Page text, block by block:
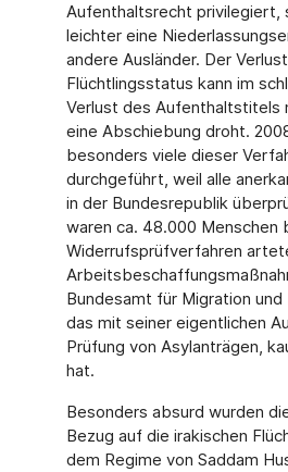
Aufenthaltsrecht privilegiert,
leichter eine
andere Ausländer. Der
Flüchtlingsstatus kann im
Verlust des Aufenthaltstitels
eine Abschiebung droht.
besonders viele dieser
durchgeführt, weil alle
in der Bundesrepublik
waren ca. 48.000 Menschen
Widerrufsprüfverfahren
Bundesamt für Migration und
das mit seiner eigentlichen
Prüfung von Asylanträgen,
hat.
Besonders absurd wurden
Bezug auf die irakischen
dem Regime von Saddam